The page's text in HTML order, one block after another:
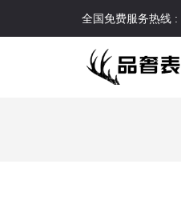
全国免费服务热线 :